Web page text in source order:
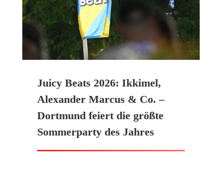
Juicy Beats 2026: Ikkimel,
Alexander Marcus & Co. –
Dortmund feiert die größte
Sommerparty des Jahres